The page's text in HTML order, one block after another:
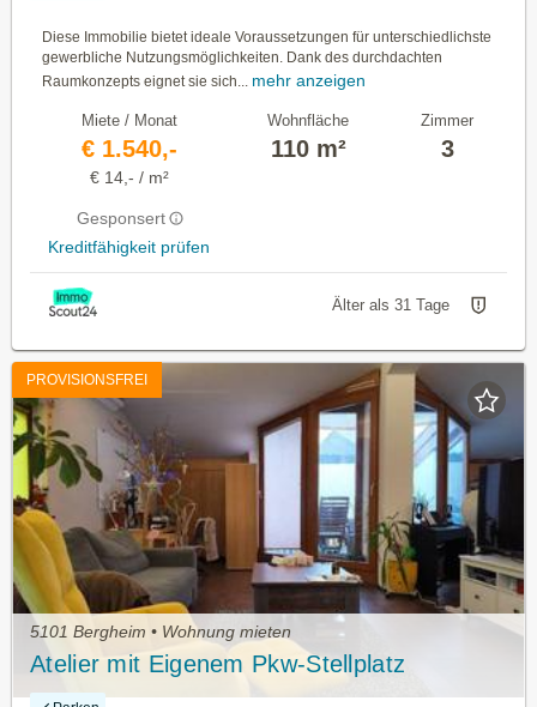
Diese Immobilie bietet ideale Voraussetzungen für unterschiedlichste
gewerbliche Nutzungsmöglichkeiten. Dank des durchdachten
Raumkonzepts eignet sie sich...
mehr anzeigen
Miete / Monat
€ 1.540,-
€ 14,- / m²
Gesponsert
Kreditfähigkeit prüfen
Wohnfläche
110 m²
Zimmer
3
Älter als 31 Tage
PROVISIONSFREI
5101 Bergheim • Wohnung mieten
Atelier mit Eigenem Pkw-Stellplatz